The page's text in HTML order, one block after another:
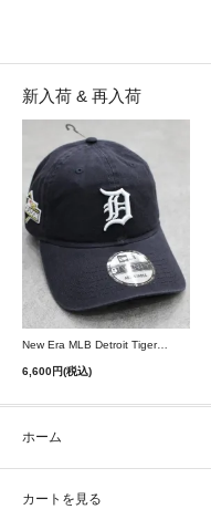
新入荷 & 再入荷
New Era MLB Detroit Tigers Postseason 9Twenty Strapback Cap - Navy
6,600円(税込)
ホーム
カートを見る